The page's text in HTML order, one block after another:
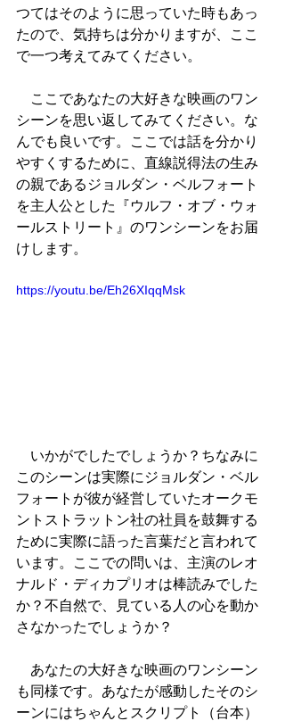
つてはそのように思っていた時もあっ
たので、気持ちは分かりますが、ここ
で一つ考えてみてください。
ここであなたの大好きな映画のワン
シーンを思い返してみてください。な
んでも良いです。ここでは話を分かり
やすくするために、直線説得法の生み
の親であるジョルダン・ベルフォート
を主人公とした『ウルフ・オブ・ウォ
ールストリート』のワンシーンをお届
けします。
https://youtu.be/Eh26XIqqMsk
いかがでしたでしょうか？ちなみに
このシーンは実際にジョルダン・ベル
フォートが彼が経営していたオークモ
ントストラットン社の社員を鼓舞する
ために実際に語った言葉だと言われて
います。ここでの問いは、主演のレオ
ナルド・ディカプリオは棒読みでした
か？不自然で、見ている人の心を動か
さなかったでしょうか？
あなたの大好きな映画のワンシーン
も同様です。あなたが感動したそのシ
ーンにはちゃんとスクリプト（台本）